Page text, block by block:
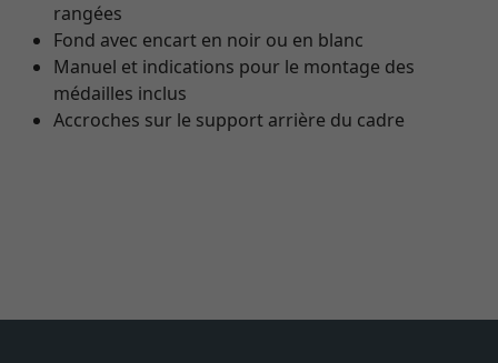
rangées
Fond avec encart en noir ou en blanc
Manuel et indications pour le montage des
médailles inclus
Accroches sur le support arrière du cadre